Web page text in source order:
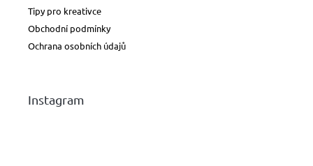
Tipy pro kreativce
Obchodní podmínky
Ochrana osobních údajů
Instagram